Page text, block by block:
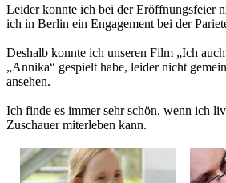
Leider konnte ich bei der Eröffnungsfeier
ich in Berlin ein Engagement bei der
Deshalb konnte ich unseren Film „Ich
„Annika“ gespielt habe, leider nicht
ansehen.
Ich finde es immer sehr schön, wenn ich
Zuschauer miterleben kann.